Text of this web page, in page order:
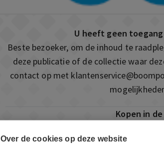
Over de cookies op deze website
U heeft geen
Beste bezoeker, om de inhoud te
deze publicatie of de collectie waar
contact op met
Kopen in
Deze publicatie is ook te vinden in
ook de mogelijkheid om direct